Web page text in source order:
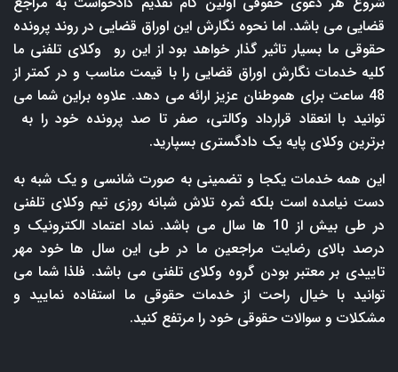
قضایی می باشد. اما نحوه نگارش این اوراق قضایی در روند پرونده
حقوقی ما بسیار تاثیر گذار خواهد بود از این رو وکلای تلفنی ما
کلیه خدمات نگارش اوراق قضایی را با قیمت مناسب و در کمتر از
48 ساعت برای هموطنان عزیز ارائه می دهد. علاوه براین شما می
توانید با انعقاد قرارداد وکالتی، صفر تا صد پرونده خود را به
برترین وکلای پایه یک دادگستری بسپارید.
این همه خدمات یکجا و تضمینی به صورت شانسی و یک شبه به
دست نیامده است بلکه ثمره تلاش شبانه روزی تیم وکلای تلفنی
در طی بیش از 10 ها سال می باشد. نماد اعتماد الکترونیک و
درصد بالای رضایت مراجعین ما در طی این سال ها خود مهر
تاییدی بر معتبر بودن گروه وکلای تلفنی می باشد. فلذا شما می
توانید با خیال راحت از خدمات حقوقی ما استفاده نمایید و
مشکلات و سوالات حقوقی خود را مرتفع کنید.